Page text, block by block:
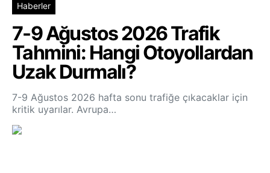
Haberler
7-9 Ağustos 2026 Trafik
Tahmini: Hangi Otoyollardan
Uzak Durmalı?
7-9 Ağustos 2026 hafta sonu trafiğe çıkacaklar için
kritik uyarılar. Avrupa…